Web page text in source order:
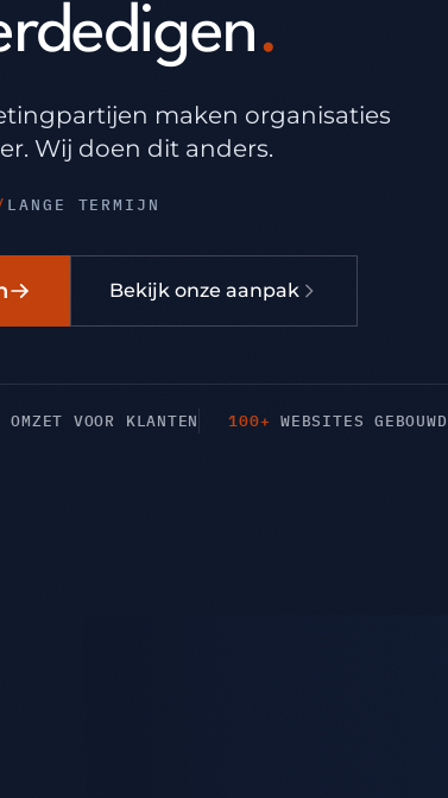
.
maken organisaties
Wij doen dit anders.
LANGE TERMIJN
Bekijk onze aanpak
OMZET VOOR KLANTEN 100+ WEBSITES GEBOUWD